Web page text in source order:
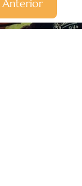
Anterior